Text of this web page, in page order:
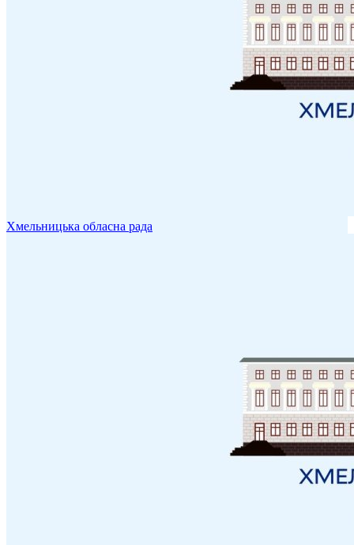
Хмельницька обласна рада